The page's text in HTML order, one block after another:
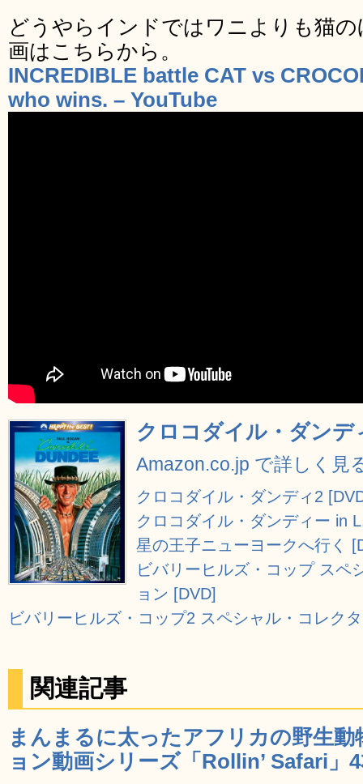
どうやらインドではワニよりも猫
画はこちらから。
INCREDIBLE battle CAT vs
who wins. – YouTube
クロコダイル・ダンデ
Amazon.co.jp で詳しく見
クロコダイル・ダンディ2
クロコダイル・ダンディー in
星の王子ニューヨークへ行く
ビバリーヒルズ・コップ スペ
ョン [DVD]
ビバリーヒルズ・コップ2 スペシャル・コレク
関連記事
まんまるに太ったアフリカの野生
ョン動画シリーズ「Rollin’ Safari」